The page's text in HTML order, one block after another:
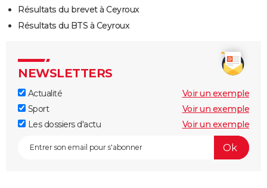
Résultats du brevet à Ceyroux
Résultats du BTS à Ceyroux
NEWSLETTERS
Actualité
Voir un exemple
Sport
Voir un exemple
Les dossiers d'actu
Voir un exemple